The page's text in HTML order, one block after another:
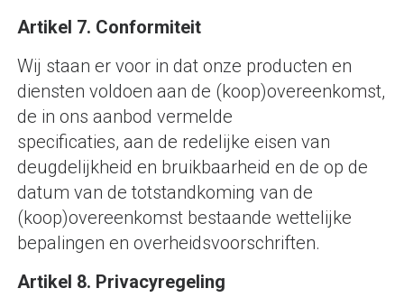
Artikel 7. Conformiteit
Wij staan er voor in dat onze producten en
diensten voldoen aan de (koop)overeenkomst,
de in ons aanbod vermelde
specificaties, aan de redelijke eisen van
deugdelijkheid en bruikbaarheid en de op de
datum van de totstandkoming van de
(koop)overeenkomst bestaande wettelijke
bepalingen en overheidsvoorschriften.
Artikel 8. Privacyregeling